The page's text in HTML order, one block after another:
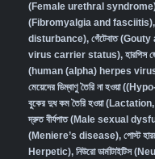
(Female urethral
(Fibromyalgia and fasciitis),
disturbance), গেঁটেবাত
virus carrier status), হারপিস
(human (alpha) herpes
মেয়েদের ডিম্বাণু তৈরি না হওয়া
বুকের দুধ কম তৈরি হওয়া
দ্রুত বীর্যপাত (Male sexual
(Meniere’s disease), পোস্ট
Herpetic), নিউরো ডার্মাটাইটিস